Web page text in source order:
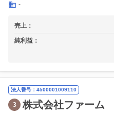
-
売上：
純利益：
法人番号：4500001009110
3 株式会社ファーム